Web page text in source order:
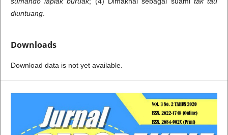
diuntuang.
Downloads
Download data is not yet available.